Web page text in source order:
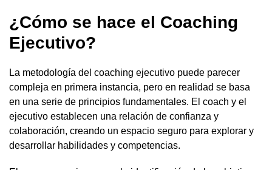
¿Cómo se hace el Coaching
Ejecutivo?
La metodología del coaching ejecutivo puede parecer
compleja en primera instancia, pero en realidad se basa
en una serie de principios fundamentales. El coach y el
ejecutivo establecen una relación de confianza y
colaboración, creando un espacio seguro para explorar y
desarrollar habilidades y competencias.